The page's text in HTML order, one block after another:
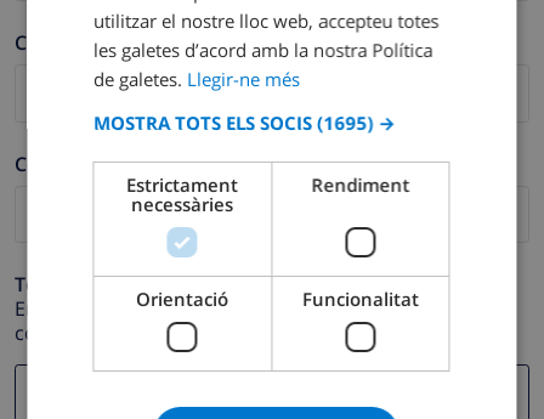
Cognom *
Correu electrònic *
Telèfon *
En cas que la direcció de correu electrònic no funcioni
correctament.
SPANISH
CATALAN
NORWEGIAN
utilitzar el nostre lloc web, accepteu totes
les galetes d’acord amb la nostra Política
de galetes. Llegir-ne més
MOSTRA TOTS ELS SOCIS (1695) →
Estrictament
necessàries
Rendiment
Orientació Funcionalitat